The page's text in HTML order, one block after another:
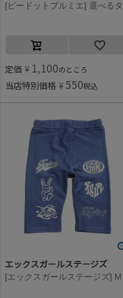
定価 ¥ 1,100のところ
当店特別価格 ¥ 550税込
エックスガールステージズ